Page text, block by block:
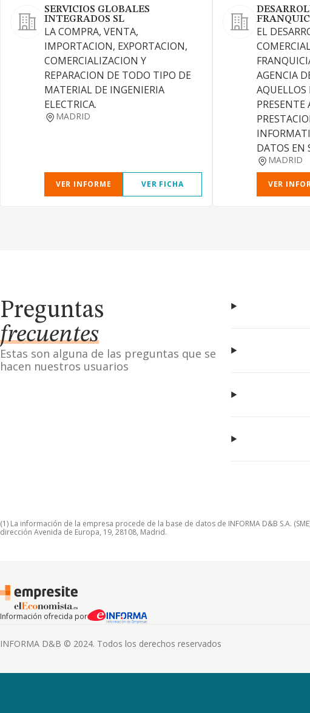
SERVICIOS GLOBALES
INTEGRADOS SL
LA COMPRA, VENTA,
IMPORTACION, EXPORTACION,
COMERCIALIZACION Y
REPARACION DE TODO TIPO DE
MATERIAL DE INGENIERIA
ELECTRICA.
MADRID
VER INFORME VER FICHA
EL
AGENCIA
PRESENTE
DATOS EN
MADRID
VER
Preguntas
frecuentes
Estas son alguna de las preguntas que se
hacen nuestros usuarios
(1) La información de la empresa procede de la base de datos de INFORMA D&B S.A.
dirección Avenida de Europa, 19, 28108, Madrid.
Información ofrecida por
INFORMA D&B © 2024. Todos los derechos reservados